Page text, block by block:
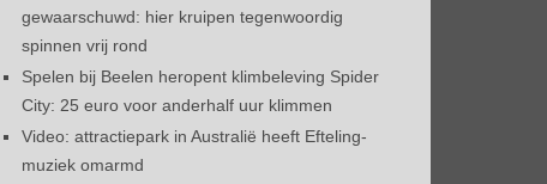
gewaarschuwd: hier kruipen tegenwoordig
spinnen vrij rond
Spelen bij Beelen heropent klimbeleving Spider
City: 25 euro voor anderhalf uur klimmen
Video: attractiepark in Australië heeft Efteling-
muziek omarmd